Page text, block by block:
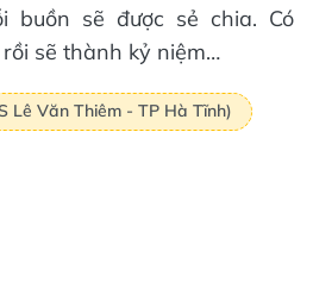
buồn sẽ được sẻ chia. Có
sẽ thành kỷ niệm…
Lê Văn Thiêm - TP Hà Tĩnh)